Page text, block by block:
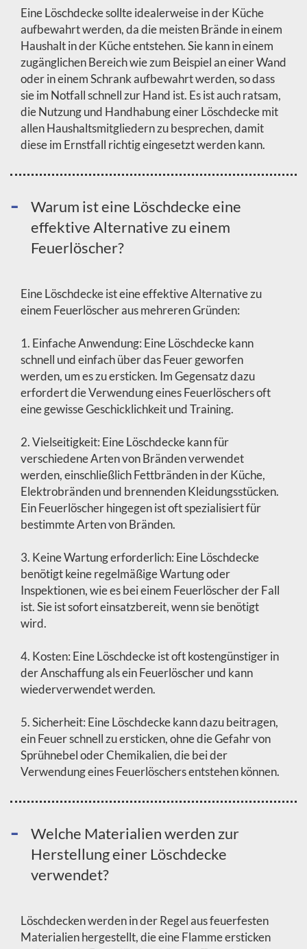
Eine Löschdecke sollte idealerweise in der Küche
aufbewahrt werden, da die meisten Brände in einem
Haushalt in der Küche entstehen. Sie kann in einem
zugänglichen Bereich wie zum Beispiel an einer Wand
oder in einem Schrank aufbewahrt werden, so dass
sie im Notfall schnell zur Hand ist. Es ist auch ratsam,
die Nutzung und Handhabung einer Löschdecke mit
allen Haushaltsmitgliedern zu besprechen, damit
diese im Ernstfall richtig eingesetzt werden kann.
Warum ist eine Löschdecke eine
effektive Alternative zu einem
Feuerlöscher?
Eine Löschdecke ist eine effektive Alternative zu
einem Feuerlöscher aus mehreren Gründen:
1. Einfache Anwendung: Eine Löschdecke kann
schnell und einfach über das Feuer geworfen
werden, um es zu ersticken. Im Gegensatz dazu
erfordert die Verwendung eines Feuerlöschers oft
eine gewisse Geschicklichkeit und Training.
2. Vielseitigkeit: Eine Löschdecke kann für
verschiedene Arten von Bränden verwendet
werden, einschließlich Fettbränden in der Küche,
Elektrobränden und brennenden Kleidungsstücken.
Ein Feuerlöscher hingegen ist oft spezialisiert für
bestimmte Arten von Bränden.
3. Keine Wartung erforderlich: Eine Löschdecke
benötigt keine regelmäßige Wartung oder
Inspektionen, wie es bei einem Feuerlöscher der Fall
ist. Sie ist sofort einsatzbereit, wenn sie benötigt
wird.
4. Kosten: Eine Löschdecke ist oft kostengünstiger in
der Anschaffung als ein Feuerlöscher und kann
wiederverwendet werden.
5. Sicherheit: Eine Löschdecke kann dazu beitragen,
ein Feuer schnell zu ersticken, ohne die Gefahr von
Sprühnebel oder Chemikalien, die bei der
Verwendung eines Feuerlöschers entstehen können.
Welche Materialien werden zur
Herstellung einer Löschdecke
verwendet?
Löschdecken werden in der Regel aus feuerfesten
Materialien hergestellt, die eine Flamme ersticken